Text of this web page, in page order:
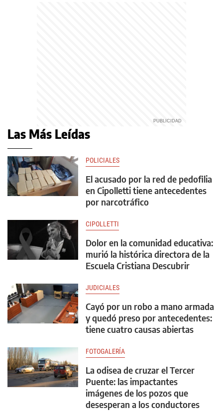
Las Más Leídas
POLICIALES
El acusado por la red de pedofilia
en Cipolletti tiene antecedentes
por narcotráfico
CIPOLLETTI
Dolor en la comunidad educativa:
murió la histórica directora de la
Escuela Cristiana Descubrir
JUDICIALES
Cayó por un robo a mano armada
y quedó preso por antecedentes:
tiene cuatro causas abiertas
FOTOGALERÍA
La odisea de cruzar el Tercer
Puente: las impactantes
imágenes de los pozos que
desesperan a los conductores